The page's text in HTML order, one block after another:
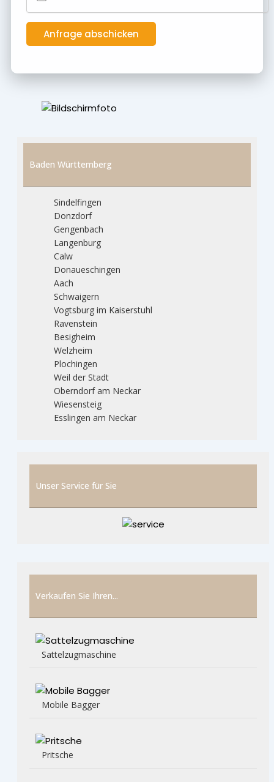
Baden Württemberg
Sindelfingen
Donzdorf
Gengenbach
Langenburg
Calw
Donaueschingen
Aach
Schwaigern
Vogtsburg im Kaiserstuhl
Ravenstein
Besigheim
Welzheim
Plochingen
Weil der Stadt
Oberndorf am Neckar
Wiesensteig
Esslingen am Neckar
Unser Service für Sie
Verkaufen Sie Ihren...
Sattelzugmaschine
Mobile Bagger
Pritsche